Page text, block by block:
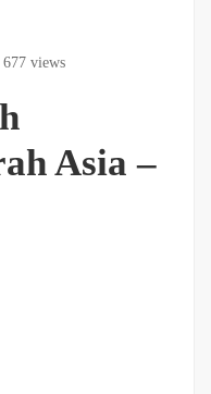
677 views
Asia –